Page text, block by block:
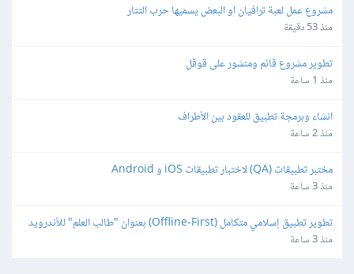
مشروع عمل لعبة ترافيان او البعض يسميها حرب التتار
منذ 53 دقيقة
تطوير مشروع قائم ومنشور على قوقل
منذ 1 ساعة
انشاء وبرمجة تطبيق للعقود بين الأطراف
منذ 2 ساعة
مختبر تطبيقات (QA) لاختبار تطبيقات iOS و Android
منذ 3 ساعة
و iOS
منذ 3 ساعة